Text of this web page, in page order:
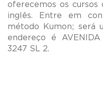
oferecemos os cursos
inglês. Entre em
método Kumon; será
endereço é